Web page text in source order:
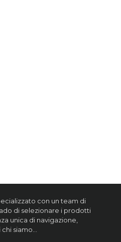
con un team di
di selezionare i prodotti
unica di navigazione,
siamo…